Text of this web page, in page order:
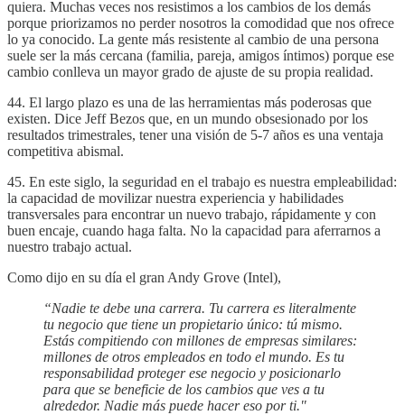
quiera. Muchas veces nos resistimos a los cambios de los demás
porque priorizamos no perder nosotros la comodidad que nos ofrece
lo ya conocido. La gente más resistente al cambio de una persona
suele ser la más cercana (familia, pareja, amigos íntimos) porque ese
cambio conlleva un mayor grado de ajuste de su propia realidad.
44. El largo plazo es una de las herramientas más poderosas que
existen. Dice Jeff Bezos que, en un mundo obsesionado por los
resultados trimestrales, tener una visión de 5-7 años es una ventaja
competitiva abismal.
45. En este siglo, la seguridad en el trabajo es nuestra empleabilidad:
la capacidad de movilizar nuestra experiencia y habilidades
transversales para encontrar un nuevo trabajo, rápidamente y con
buen encaje, cuando haga falta. No la capacidad para aferrarnos a
nuestro trabajo actual.
Como dijo en su día el gran Andy Grove (Intel),
“Nadie te debe una carrera. Tu carrera es literalmente
tu negocio que tiene un propietario único: tú mismo.
Estás compitiendo con millones de empresas similares:
millones de otros empleados en todo el mundo. Es tu
responsabilidad proteger ese negocio y posicionarlo
para que se beneficie de los cambios que ves a tu
alrededor. Nadie más puede hacer eso por ti."